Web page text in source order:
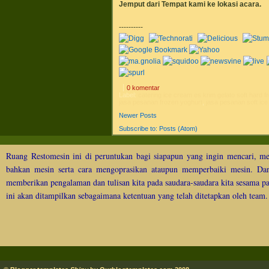
Jemput dari Tempat kami ke lokasi acara.
----------
0 komentar
Label:
Newer Posts
Subscribe to: Posts (Atom)
Ruang Restomesin ini di peruntukan bagi siapapun yang ingin mencari,
bahkan mesin serta cara mengoprasikan ataupun memperbaiki mesin.
memberikan pengalaman dan tulisan kita pada saudara-saudara kita
ini akan ditampilkan sebagaimana ketentuan yang telah ditetapkan oleh team.